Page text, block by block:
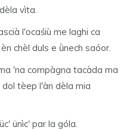
vìta.
l'ocaśiù me laghi ca
chèl duls e ǜnech saóor.
'na compàgna tacàda ma
tèep l'àn dèla mia
ünìc' par la góla.